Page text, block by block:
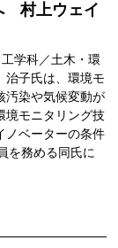
村上ウェイ
学科／土木・環
治子氏は、環境モ
汚染や気候変動が
境モニタリング技
ノベーターの条件
を務める同氏に